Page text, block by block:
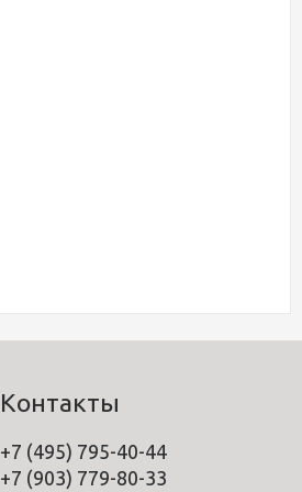
Контакты
+7 (495) 795-40-44
+7 (903) 779-80-33